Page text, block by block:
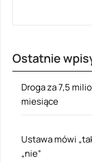
Ostatnie
Droga za 7,5
miesiące
Ustawa mówi
„nie”